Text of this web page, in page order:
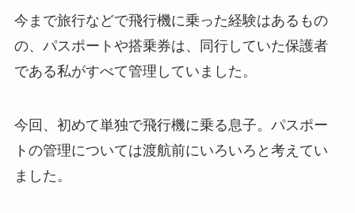
今まで旅行などで飛行機に乗った経験はあるもの
の、パスポートや搭乗券は、同行していた保護者
である私がすべて管理していました。
今回、初めて単独で飛行機に乗る息子。パスポー
トの管理については渡航前にいろいろと考えてい
ました。